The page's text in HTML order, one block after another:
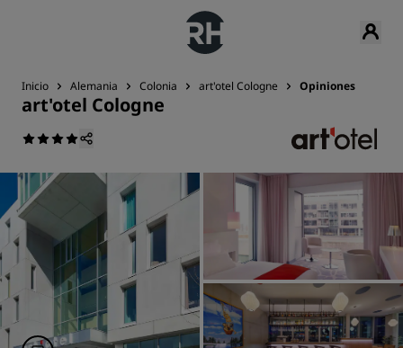
Inicio Alemania Colonia art'otel Cologne Opiniones
art'otel Cologne